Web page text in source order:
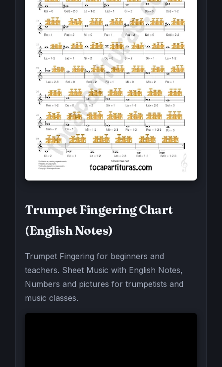
Trumpet Fingering Chart
(English Notes)
Trumpet Fingering for beginners and
teachers. Sheet Music with English Notes,
Numbers and pictures for trumpetists and
music classes.